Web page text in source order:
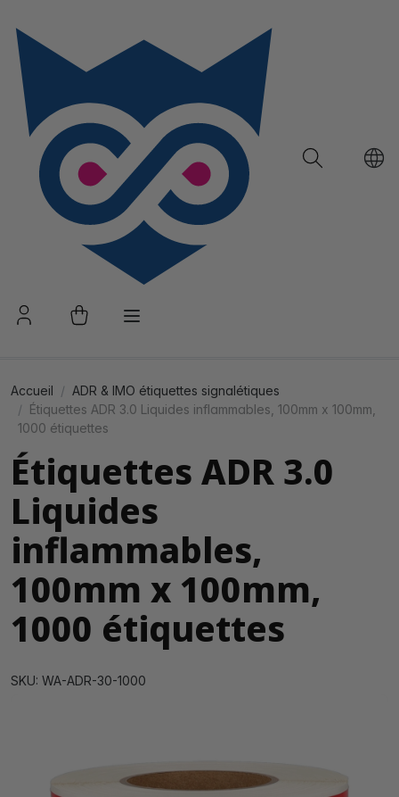
Accueil
ADR & IMO étiquettes signalétiques
Étiquettes ADR 3.0 Liquides inflammables, 100mm x 100mm,
1000 étiquettes
Étiquettes ADR 3.0
Liquides
inflammables,
100mm x 100mm,
1000 étiquettes
SKU: WA-ADR-30-1000